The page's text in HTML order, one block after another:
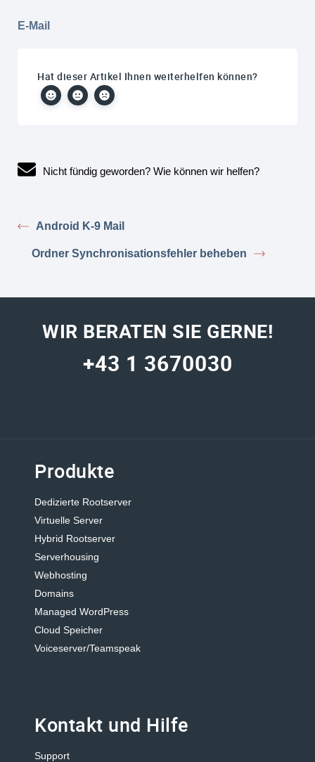
E-Mail
Hat dieser Artikel Ihnen weiterhelfen können?
Nicht fündig geworden? Wie können wir helfen?
Android K-9 Mail
Ordner Synchronisationsfehler beheben
WIR BERATEN SIE GERNE!
+43 1 3670030
Produkte
Dedizierte Rootserver
Virtuelle Server
Hybrid Rootserver
Serverhousing
Webhosting
Domains
Managed WordPress
Cloud Speicher
Voiceserver/Teamspeak
Kontakt und Hilfe
Support